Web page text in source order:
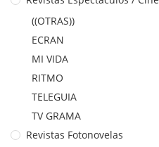
((OTRAS))
ECRAN
MI VIDA
RITMO
TELEGUIA
TV GRAMA
Revistas Fotonovelas